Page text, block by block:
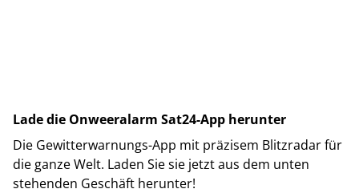
Lade die Onweeralarm Sat24-App herunter
Die Gewitterwarnungs-App mit präzisem Blitzradar für
die ganze Welt. Laden Sie sie jetzt aus dem unten
stehenden Geschäft herunter!